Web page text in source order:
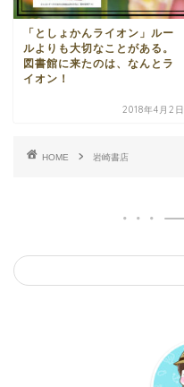
「としょかんライオン」ルー
ルよりも大切なことがある。
図書館に来たのは、なんとラ
イオン！
2018年4月2日
HOME 岩崎書店